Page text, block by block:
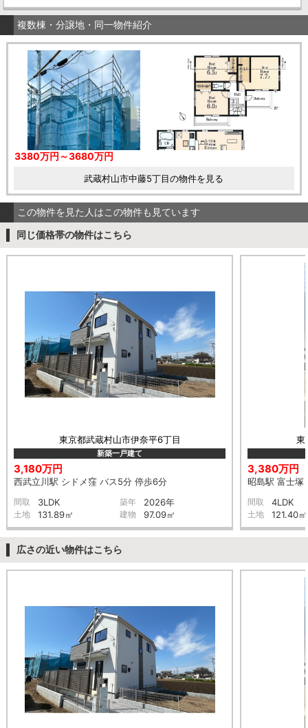
複数棟・分譲地・同一物件紹介
3380万円～3680万円
武蔵村山市中藤5丁目の物件を見る
この物件を見た人はこの物件も見ています
同じ価格帯の物件はこちら
東京都武蔵村山市伊奈平6丁目
新築一戸建て
3,180万円
西武立川駅 シドメ窪 バス5分 停歩6分
間取 3LDK 築年 2026年
土地 131.89㎡ 建物 97.09㎡
東
3,380万円
昭島駅 富士塚
間取 4LDK
土地 121.40㎡
広さの近い物件はこちら